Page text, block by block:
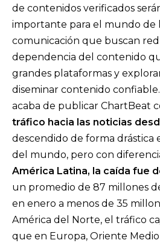
de contenidos verificados
importante para el mundo de
comunicación que buscan
dependencia del contenido
grandes plataformas y
diseminar contenido
acaba de publicar ChartBeat
tráfico hacia las noticias
descendido de forma drástica
del mundo, pero con
América Latina, la caída fue
un promedio de 87 millones
en enero a menos de 35
América del Norte, el tráfico
que en Europa, Oriente Medio